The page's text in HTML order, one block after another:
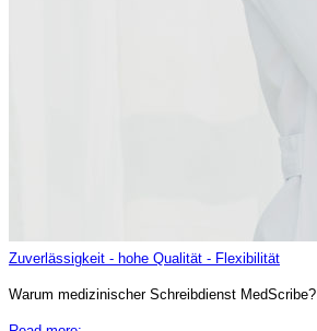
Zuverlässigkeit - hohe Qualität - Flexibilität
Warum medizinischer Schreibdienst MedScribe?